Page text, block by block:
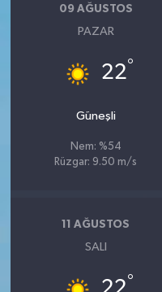
09 AĞUSTOS
PAZAR
22°
Güneşli
Nem: %54
Rüzgar: 9.50 m/s
11 AĞUSTOS
SALI
°